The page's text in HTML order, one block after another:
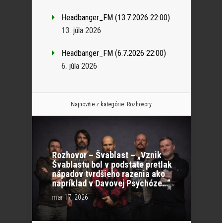
Headbanger_FM (13.7.2026 22:00)
13. júla 2026
Headbanger_FM (6.7.2026 22:00)
6. júla 2026
Najnovšie z kategórie: Rozhovory
Rozhovor – Švablast – „Vznik
Švablastu bol v podstate pretlak
nápadov tvrdšieho razenia ako
napríklad v Davovej Psychóze…“
mar 17, 2026